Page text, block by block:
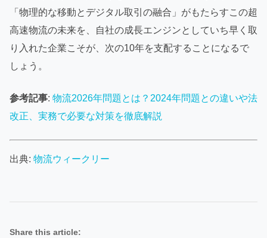
「物理的な移動とデジタル取引の融合」がもたらすこの超
高速物流の未来を、自社の成長エンジンとしていち早く取
り入れた企業こそが、次の10年を支配することになるで
しょう。
参考記事: 物流2026年問題とは？2024年問題との違いや法
改正、実務で必要な対策を徹底解説
出典: 物流ウィークリー
Share this article: